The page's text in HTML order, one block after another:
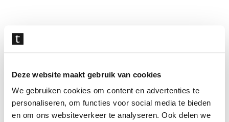
Deze website maakt gebruik van cookies
We gebruiken cookies om content en advertenties te
personaliseren, om functies voor social media te bieden
en om ons websiteverkeer te analyseren. Ook delen we
overslaan